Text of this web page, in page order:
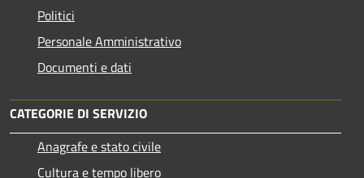
Politici
Personale Amministrativo
Documenti e dati
CATEGORIE DI SERVIZIO
Anagrafe e stato civile
Cultura e tempo libero